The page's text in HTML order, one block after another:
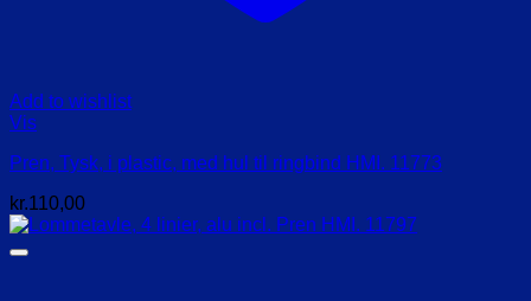
Add to wishlist
Vis
Pren, Tysk, i plastic, med hul til ringbind HMI. 11773
kr.110,00